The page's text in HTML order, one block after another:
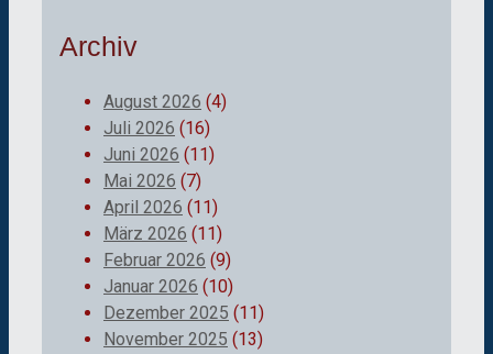
Archiv
August 2026 (4)
Juli 2026 (16)
Juni 2026 (11)
Mai 2026 (7)
April 2026 (11)
März 2026 (11)
Februar 2026 (9)
Januar 2026 (10)
Dezember 2025 (11)
November 2025 (13)